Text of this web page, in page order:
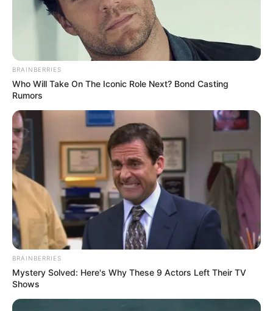
BRAINBERRIES
Who Will Take On The Iconic Role Next? Bond Casting
Rumors
BRAINBERRIES
Mystery Solved: Here's Why These 9 Actors Left Their TV
Shows